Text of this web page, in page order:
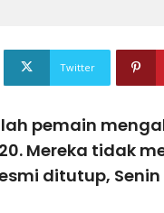
Twitter
pemain
Mereka tidak
ditutup,